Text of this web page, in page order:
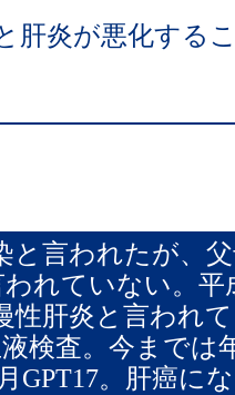
肝炎が悪化する
と言われたが、
れていない。平
性肝炎と言われ
検査。今までは
GPT17。肝癌に